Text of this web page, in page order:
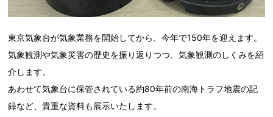
東京気象台が気象業務を開始してから、今年で150年を迎えます。
気象観測や気象災害の歴史を振り返りつつ、気象観測のしくみを紹
介します。
あわせて気象台に保管されている約80年前の南海トラフ地震の記
録など、貴重な資料も展示いたします。